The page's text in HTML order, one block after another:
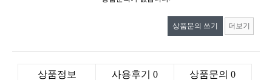
상품문의 쓰기 더보기
상품정보 사용후기 0 상품문의0